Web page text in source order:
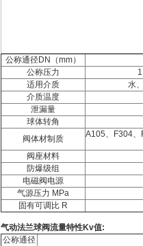
公称通径DN（mm）
公称压力
适用介质
水
介质温度
泄漏量
球体转角
阀体材制质
A105、F304
阀座材料
防爆级组
电磁阀电源
气源压力 MPa
固有可调比 R
气动法兰球阀流量特性Kv值:
公称通径